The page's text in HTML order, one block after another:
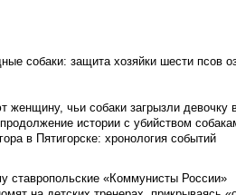
собаки: защита хозяйки шести псов
женщину, чьи собаки загрызли девочку
истории с убийством
в Пятигорске: хронология событий
ставропольские «Коммунисты России»